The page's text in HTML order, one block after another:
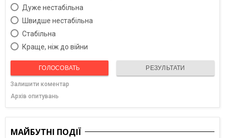
Дуже нестабільна
Швидше нестабільна
Cтабільна
Краще, ніж до війни
ГОЛОСОВАТЬ РЕЗУЛЬТАТИ
Залишити коментар
Архів опитувань
МАЙБУТНІ ПОДІЇ